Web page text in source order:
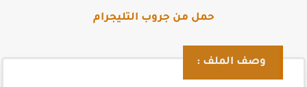
حمل من جروب التليجرام
وصف الملف :